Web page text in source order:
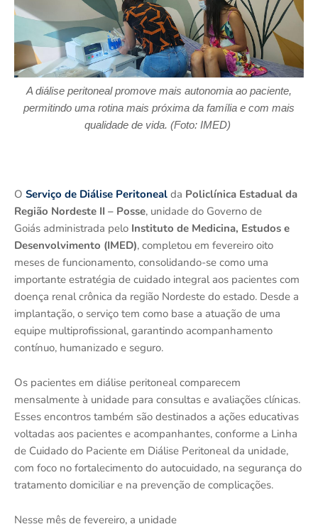
A diálise peritoneal promove mais autonomia ao paciente,
permitindo uma rotina mais próxima da família e com mais
qualidade de vida. (Foto: IMED)
O Serviço de Diálise Peritoneal da Policlínica Estadual da
Região Nordeste II – Posse, unidade do Governo de
Goiás administrada pelo Instituto de Medicina, Estudos e
Desenvolvimento (IMED), completou em fevereiro oito
meses de funcionamento, consolidando-se como uma
importante estratégia de cuidado integral aos pacientes com
doença renal crônica da região Nordeste do estado. Desde a
implantação, o serviço tem como base a atuação de uma
equipe multiprofissional, garantindo acompanhamento
contínuo, humanizado e seguro.
Os pacientes em diálise peritoneal comparecem
mensalmente à unidade para consultas e avaliações clínicas.
Esses encontros também são destinados a ações educativas
voltadas aos pacientes e acompanhantes, conforme a Linha
de Cuidado do Paciente em Diálise Peritoneal da unidade,
com foco no fortalecimento do autocuidado, na segurança do
tratamento domiciliar e na prevenção de complicações.
Nesse mês de fevereiro, a unidade